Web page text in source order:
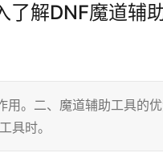
了解DNF魔道辅
。二、魔道辅助工具的
具时。